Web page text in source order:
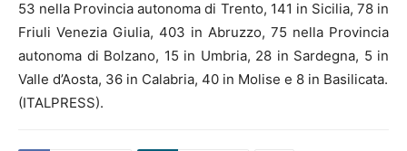
53 nella Provincia autonoma di Trento, 141 in Sicilia, 78 in
Friuli Venezia Giulia, 403 in Abruzzo, 75 nella Provincia
autonoma di Bolzano, 15 in Umbria, 28 in Sardegna, 5 in
Valle d’Aosta, 36 in Calabria, 40 in Molise e 8 in Basilicata.
(ITALPRESS).